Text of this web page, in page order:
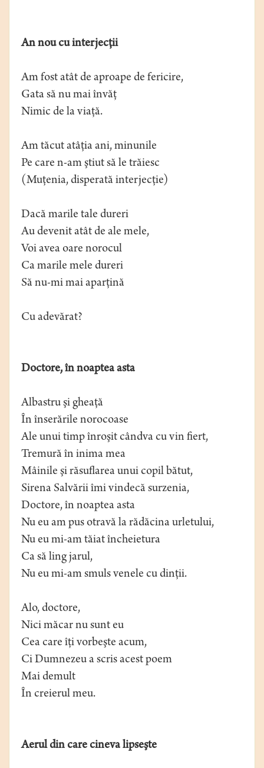
An nou cu interjecţii
Am fost atât de aproape de fericire,
Gata să nu mai învăţ
Nimic de la viaţă.
Am tăcut atâţia ani, minunile
Pe care n-am ştiut să le trăiesc
(Muţenia, disperată interjecţie)
Dacă marile tale dureri
Au devenit atât de ale mele,
Voi avea oare norocul
Ca marile mele dureri
Să nu-mi mai aparţină
Cu adevărat?
Doctore, în noaptea asta
Albastru şi gheaţă
În înserările norocoase
Ale unui timp înroşit cândva cu vin fiert,
Tremură în inima mea
Mâinile şi răsuflarea unui copil bătut,
Sirena Salvării îmi vindecă surzenia,
Doctore, în noaptea asta
Nu eu am pus otravă la rădăcina urletului,
Nu eu mi-am tăiat încheietura
Ca să ling jarul,
Nu eu mi-am smuls venele cu dinţii.
Alo, doctore,
Nici măcar nu sunt eu
Cea care îţi vorbeşte acum,
Ci Dumnezeu a scris acest poem
Mai demult
În creierul meu.
Aerul din care cineva lipseşte